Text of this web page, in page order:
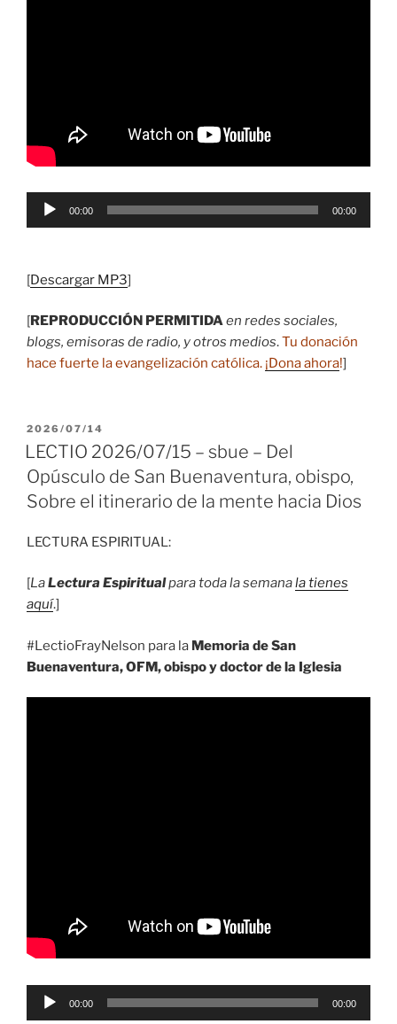
Reproductor
00:00 00:00
[Descargar MP3]
[REPRODUCCIÓN PERMITIDAen redes sociales,
blogs, emisoras de radio, y otros medios.Tu donación
hace fuerte la evangelización católica. ¡Dona ahora!]
PUBLICADO
EL
2026/07/14
LECTIO 2026/07/15 – sbue – Del
Opúsculo de San Buenaventura, obispo,
Sobre el itinerario de la mente hacia Dios
LECTURA ESPIRITUAL:
[LaLectura Espiritualpara toda la semanala tienes
aquí.]
#LectioFrayNelson para la Memoria de San
Buenaventura, OFM, obispo y doctor de la Iglesia
Reproductor
00:00 00:00